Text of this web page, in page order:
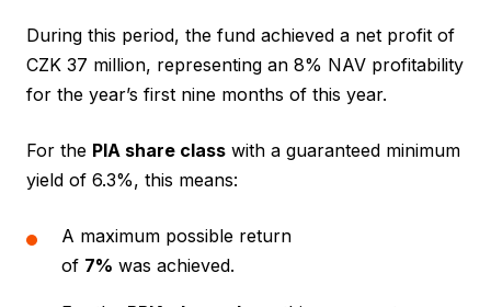
During this period, the fund achieved a net profit of
CZK 37 million, representing an 8% NAV profitability
for the year’s first nine months of this year.
For the PIA share class with a guaranteed minimum
yield of 6.3%, this means:
A maximum possible return
of 7% was achieved.